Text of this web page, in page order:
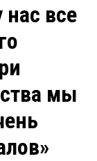
нас все
мы